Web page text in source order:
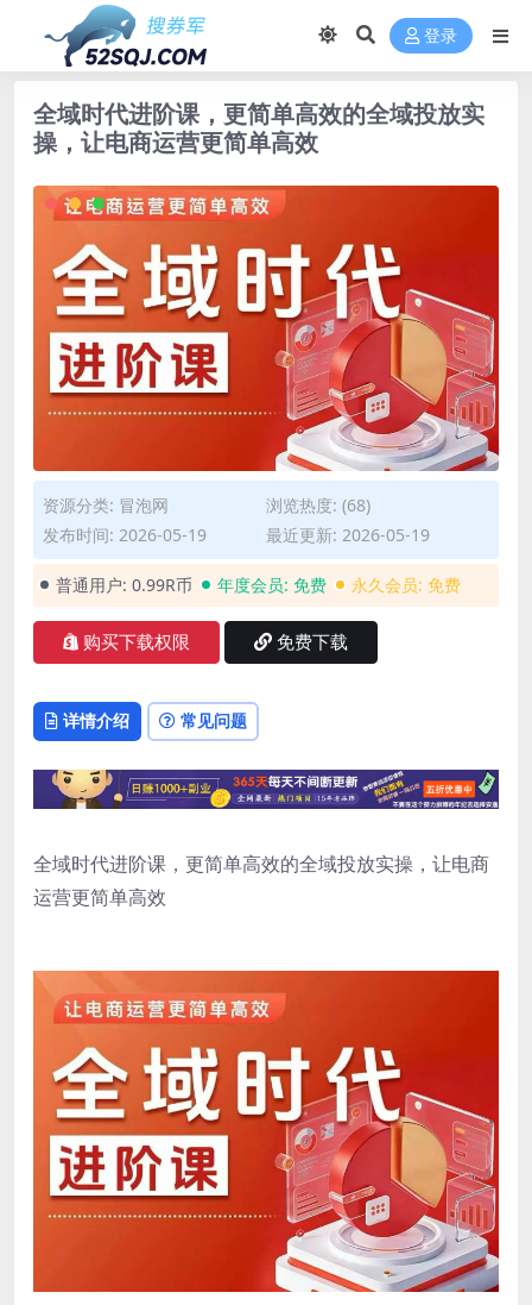
登录
全域时代进阶课，更简单高效的全域投放实
操，让电商运营更简单高效
资源分类: 冒泡网
浏览热度: (68)
发布时间: 2026-05-19
最近更新: 2026-05-19
普通用户: 0.99R币 年度会员: 免费 永久会员: 免费
购买下载权限 免费下载
详情介绍 常见问题
全域时代进阶课，更简单高效的全域投放实操，让电商
运营更简单高效